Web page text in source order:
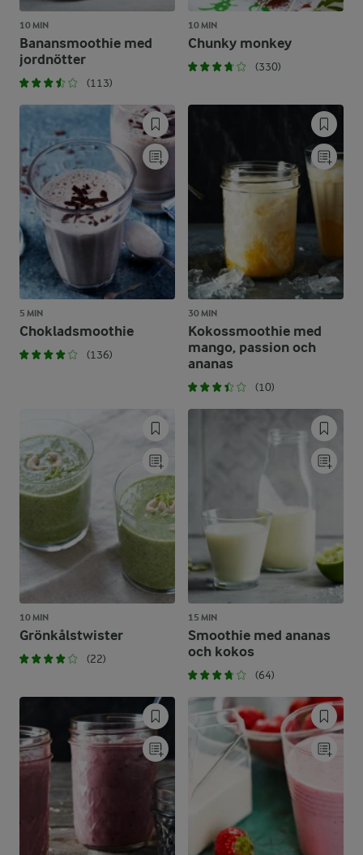
10 MIN
Banansmoothie med
jordnötter
(113)
10 MIN
Chunky monkey
(330)
5 MIN
Chokladsmoothie
(136)
30 MIN
Kokossmoothie med
mango, passion och
ananas
(10)
10 MIN
Grönkålstwister
(22)
15 MIN
Smoothie med ananas
och kokos
(64)